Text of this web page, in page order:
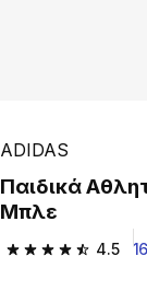
ADIDAS
Παιδικά Αθλητικά Παπούτσια Tensaur Run -
Μπλε
4.5
4.5 out of 5